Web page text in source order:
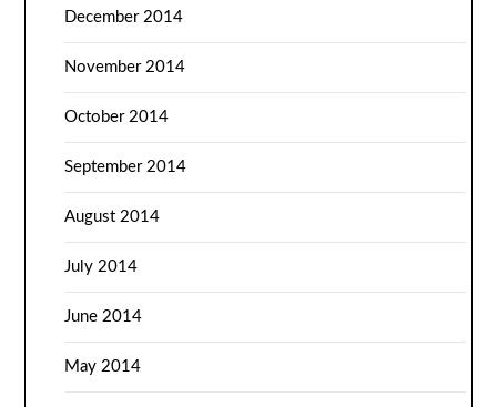
December 2014
November 2014
October 2014
September 2014
August 2014
July 2014
June 2014
May 2014